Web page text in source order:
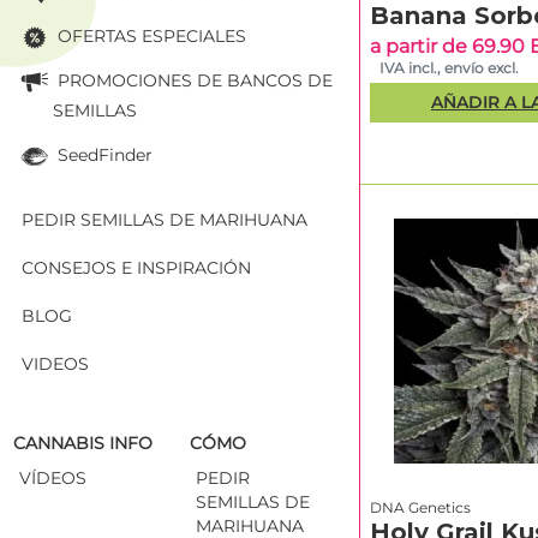
Encuentra
Semillas
influencia del
construyó una
de variedades y
asociados al
y Tangie. DNA
breeder, las
mercado, por
Por qué
Banana
a partir de 69.90
IVA incl., envío excl.
AÑADIR A
DNA Genetics
Holy Grail
OFERTAS ESPECIALES
PROMOCIONES DE BANCOS DE
SEMILLAS
SeedFinder
PEDIR SEMILLAS DE MARIHUANA
CONSEJOS E INSPIRACIÓN
BLOG
VIDEOS
CANNABIS INFO
VÍDEOS
CÓMO
PEDIR
SEMILLAS DE
MARIHUANA